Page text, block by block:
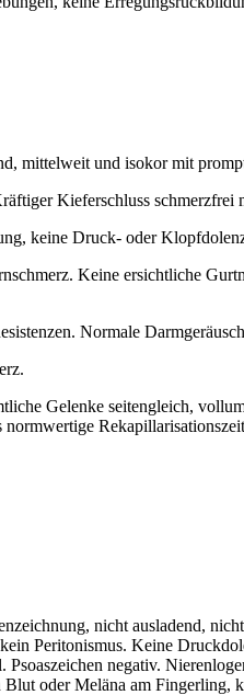
mittelweit und isokor mit
Kieferschluss schmerzfrei
keine Druck- oder
Keine ersichtliche
Normale
Gelenke seitengleich,
nicht ausladend,
Peritonismus. Keine
negativ.
oder Meläna am Fingerling,